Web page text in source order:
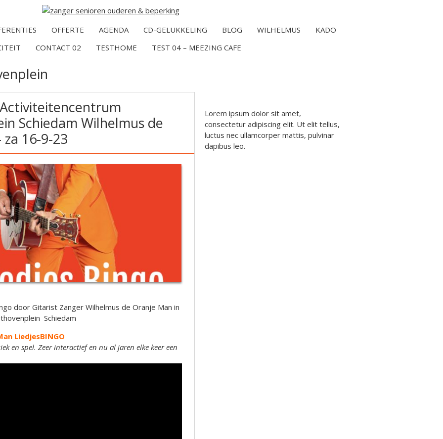
OFFERTE AGENDA CD-GELUKKELING BLOG WILHELMUS
KADO
CONTACT 02 TESTHOME TEST 04 – MEEZING CAFE
Schiedam Wilhelmus de
16-9-23
door Gitarist Zanger Wilhelmus de Oranje Man in
Schiedam
LiedjesBINGO
en spel. Zeer interactief en nu al jaren elke keer een
Lorem ipsum dolor sit amet,
consectetur adipiscing elit. Ut elit tellus,
luctus nec ullamcorper mattis, pulvinar
dapibus leo.